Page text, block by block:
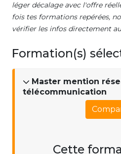
léger décalage avec l'offre
fois tes formations repérées,
vérifier les infos directement
Formation(s)
Master mention
télécommunication
Cette